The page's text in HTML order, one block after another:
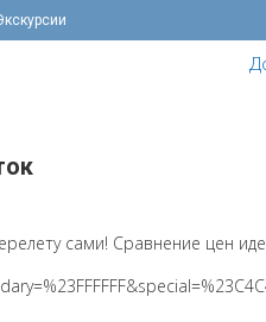
сами! Сравнение цен